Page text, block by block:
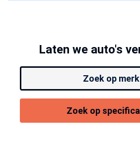
Laten we auto's
Zoek op merk
Zoek op